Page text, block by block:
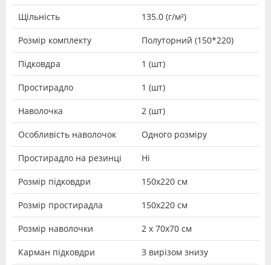
Щільність 135.0 (г/м²)
Розмір комплекту Полуторний (150*220)
Підковдра 1 (шт)
Простирадло 1 (шт)
Наволочка 2 (шт)
Особливість наволочок Одного розміру
Простирадло на резинці Ні
Розмір підковдри 150х220 см
Розмір простирадла 150х220 см
Розмір наволочки 2 х 70х70 см
Карман підковдри З вирізом знизу